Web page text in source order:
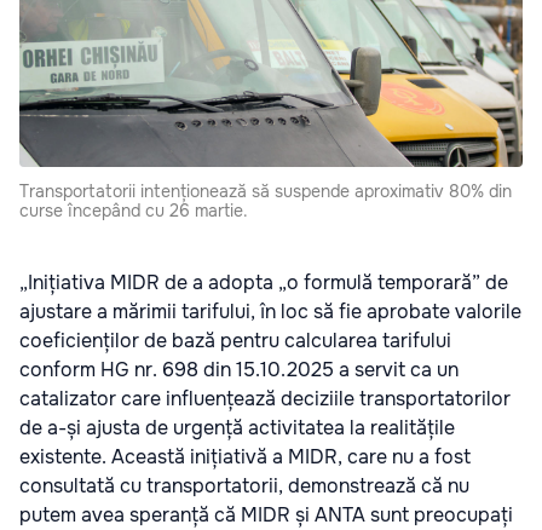
Transportatorii intenționează să suspende aproximativ 80% din
curse începând cu 26 martie.
„Inițiativa MIDR de a adopta „o formulă temporară” de
ajustare a mărimii tarifului, în loc să fie aprobate valorile
coeficienților de bază pentru calcularea tarifului
conform HG nr. 698 din 15.10.2025 a servit ca un
catalizator care influențează deciziile transportatorilor
de a-și ajusta de urgență activitatea la realitățile
existente. Această inițiativă a MIDR, care nu a fost
consultată cu transportatorii, demonstrează că nu
putem avea speranță că MIDR și ANTA sunt preocupați